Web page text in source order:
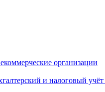
организации
и налоговый учёт